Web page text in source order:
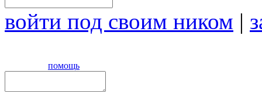
войти под своим ником |
помощь